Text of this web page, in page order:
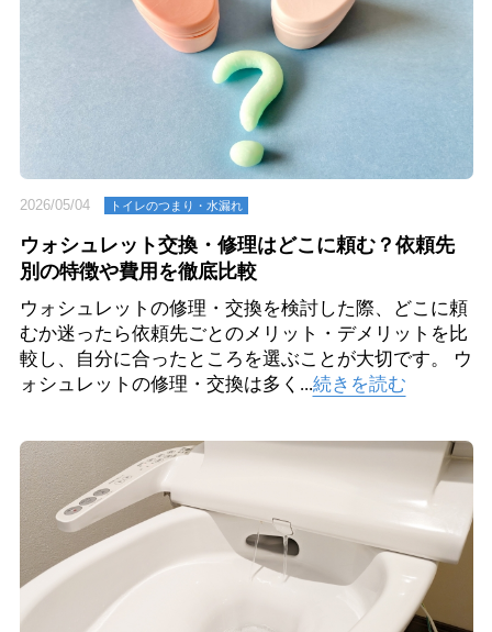
2026/05/04 トイレのつまり・⽔漏れ
ウォシュレット交換・修理はどこに頼む？依頼先
別の特徴や費用を徹底比較
ウォシュレットの修理・交換を検討した際、どこに頼
むか迷ったら依頼先ごとのメリット・デメリットを比
較し、自分に合ったところを選ぶことが大切です。 ウ
ォシュレットの修理・交換は多く...続きを読む